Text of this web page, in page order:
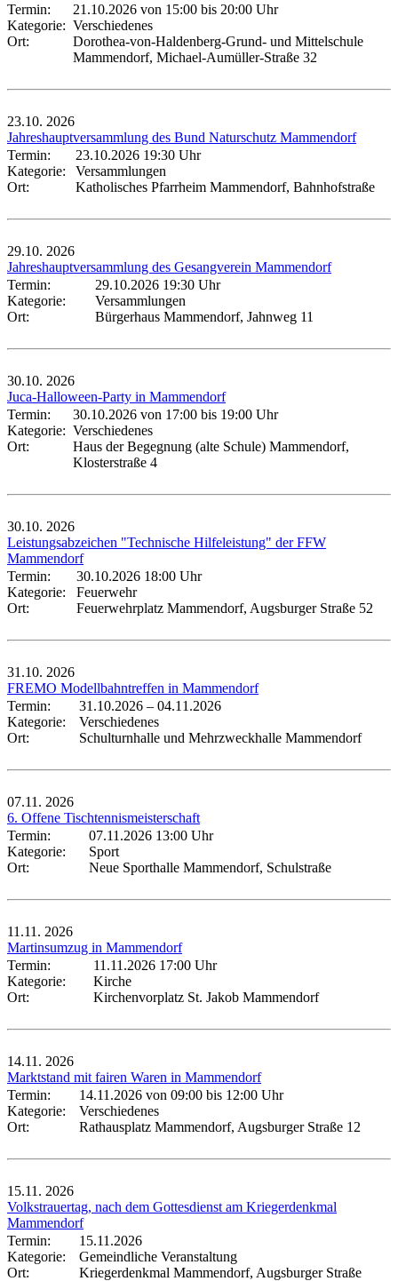
Termin:
21.10.2026 von 15:00 bis 20:00 Uhr
Kategorie: Verschiedenes
Ort:
Dorothea-von-Haldenberg-Grund- und Mittelschule
Mammendorf, Michael-Aumüller-Straße 32
23.10. 2026
Jahreshauptversammlung des Bund Naturschutz Mammendorf
Termin:
23.10.2026 19:30 Uhr
Kategorie:
Versammlungen
Ort:
Katholisches Pfarrheim Mammendorf, Bahnhofstraße
29.10. 2026
Jahreshauptversammlung des Gesangverein Mammendorf
Termin:
29.10.2026 19:30 Uhr
Kategorie:
Versammlungen
Ort:
Bürgerhaus Mammendorf, Jahnweg 11
30.10. 2026
Juca-Halloween-Party in Mammendorf
Termin:
30.10.2026 von 17:00 bis 19:00 Uhr
Kategorie: Verschiedenes
Ort:
Haus der Begegnung (alte Schule) Mammendorf,
Klosterstraße 4
30.10. 2026
Leistungsabzeichen "Technische Hilfeleistung" der FFW
Mammendorf
Termin:
30.10.2026 18:00 Uhr
Kategorie:
Feuerwehr
Ort:
Feuerwehrplatz Mammendorf, Augsburger Straße 52
31.10. 2026
FREMO Modellbahntreffen in Mammendorf
Termin:
31.10.2026 – 04.11.2026
Kategorie:
Verschiedenes
Ort:
Schulturnhalle und Mehrzweckhalle Mammendorf
07.11. 2026
6. Offene Tischtennismeisterschaft
Termin:
07.11.2026 13:00 Uhr
Kategorie:
Sport
Ort:
Neue Sporthalle Mammendorf, Schulstraße
11.11. 2026
Martinsumzug in Mammendorf
Termin:
11.11.2026 17:00 Uhr
Kategorie:
Kirche
Ort:
Kirchenvorplatz St. Jakob Mammendorf
14.11. 2026
Marktstand mit fairen Waren in Mammendorf
Termin:
14.11.2026 von 09:00 bis 12:00 Uhr
Kategorie:
Verschiedenes
Ort:
Rathausplatz Mammendorf, Augsburger Straße 12
15.11. 2026
Volkstrauertag, nach dem Gottesdienst am Kriegerdenkmal
Mammendorf
Termin:
15.11.2026
Kategorie:
Gemeindliche Veranstaltung
Ort:
Kriegerdenkmal Mammendorf, Augsburger Straße